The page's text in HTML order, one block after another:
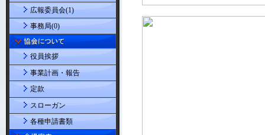
広報委員会(1)
事務局(0)
役員挨拶
事業計画・報告
定款
スローガン
各種申請書類